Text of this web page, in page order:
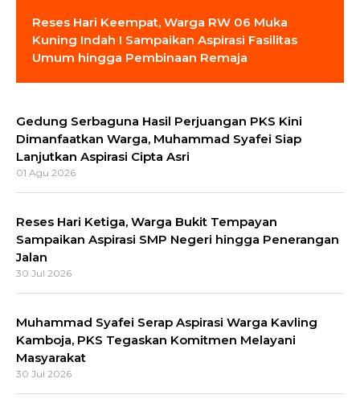
Reses Hari Keempat, Warga RW 06 Muka
Kuning Indah I Sampaikan Aspirasi Fasilitas
Umum hingga Pembinaan Remaja
Gedung Serbaguna Hasil Perjuangan PKS Kini
Dimanfaatkan Warga, Muhammad Syafei Siap
Lanjutkan Aspirasi Cipta Asri
01 Agu 2026
Reses Hari Ketiga, Warga Bukit Tempayan
Sampaikan Aspirasi SMP Negeri hingga Penerangan
Jalan
30 Jul 2026
Muhammad Syafei Serap Aspirasi Warga Kavling
Kamboja, PKS Tegaskan Komitmen Melayani
Masyarakat
30 Jul 2026